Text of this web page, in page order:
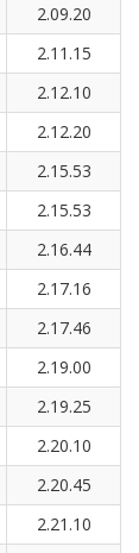
2.09.20
2.11.15
2.12.10
2.12.20
2.15.53
2.15.53
2.16.44
2.17.16
2.17.46
2.19.00
2.19.25
2.20.10
2.20.45
2.21.10